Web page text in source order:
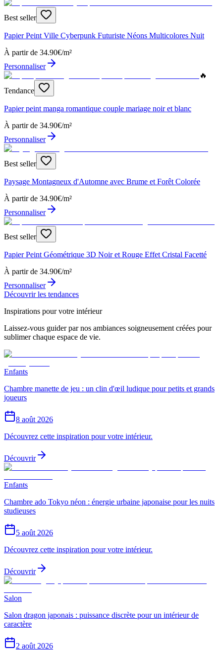
Best seller
Papier Peint Ville Cyberpunk Futuriste Néons Multicolores Nuit
À partir de 34.90€/m²
Personnaliser
🔥
Tendance
Papier peint manga romantique couple mariage noir et blanc
À partir de 34.90€/m²
Personnaliser
Best seller
Paysage Montagneux d'Automne avec Brume et Forêt Colorée
À partir de 34.90€/m²
Personnaliser
Best seller
Papier Peint Géométrique 3D Noir et Rouge Effet Cristal Facetté
À partir de 34.90€/m²
Personnaliser
Découvrir les tendances
Inspirations pour votre intérieur
Laissez-vous guider par nos ambiances soigneusement créées pour
sublimer chaque espace de vie.
Enfants
Chambre manette de jeu : un clin d'œil ludique pour petits et grands
joueurs
8 août 2026
Découvrez cette inspiration pour votre intérieur.
Découvrir
Enfants
Chambre ado Tokyo néon : énergie urbaine japonaise pour les nuits
studieuses
5 août 2026
Découvrez cette inspiration pour votre intérieur.
Découvrir
Salon
Salon dragon japonais : puissance discrète pour un intérieur de
caractère
2 août 2026